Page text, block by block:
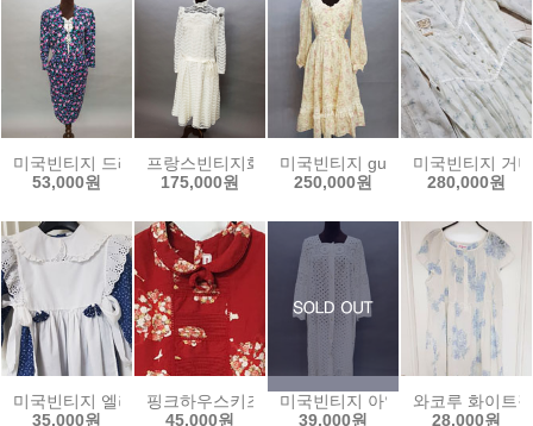
미국빈티지 드레이핑원피스
53,000원
프랑스빈티지화이트 새틴리본드레스
175,000원
미국빈티지 gunnesax 거니섹드
250,000원
미국빈티지 거
280,000원
미국빈티지 엘리스드레스 110
35,000원
핑크하우스키즈원피스
45,000원
미국빈티지 아일렛잠옷드레스
39,000원
와코루 화이트
28,000원